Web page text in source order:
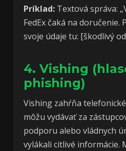
Príklad: Textová správa:
FedEx čaká na doručenie.
svoje údaje tu: [škodlivý
4. Vishing
phishing)
Vishing zahŕňa
môžu vydávať za
podporu alebo vládnych
vylákali citlivé informácie.